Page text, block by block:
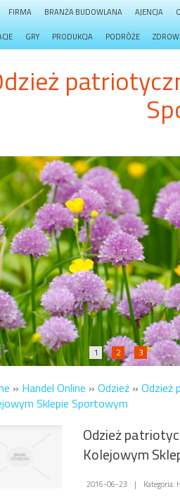
FIRMA BRANŻA BUDOWLANA AJENCJA
GRY PRODUKCJA PODRÓŻE
1 2 3
» Handel Online » Odzież » Odzież
Sklepie Sportowym
Odzież
Kolejowym
2016-06-23 | Kategoria: